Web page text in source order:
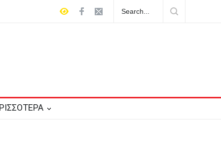
τράπεζες: Γιατί δεν δήλωσαν έγκαιρα